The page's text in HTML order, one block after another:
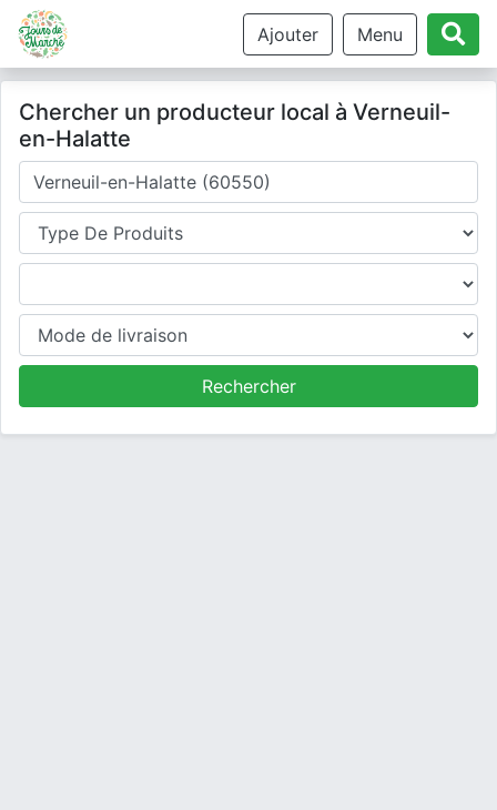
Ajouter Menu
Chercher un producteur local à Verneuil-
en-Halatte
Où cherchez-vous un producteur ?
Type de produits
Produits
Mode de livraison
Rechercher